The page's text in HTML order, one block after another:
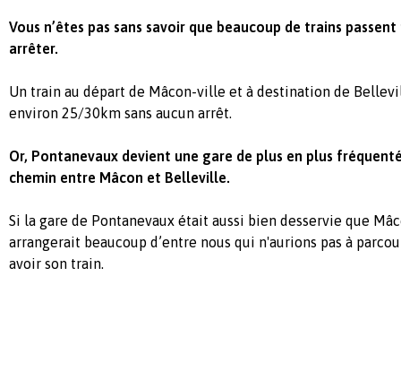
Vous n’êtes pas sans savoir que beaucoup de trains
arrêter.
Un train au départ de Mâcon-ville et à destination de
environ 25/30km sans aucun arrêt.
Or, Pontanevaux devient une gare de plus en plus
chemin entre Mâcon et Belleville.
Si la gare de Pontanevaux était aussi bien desservie que
arrangerait beaucoup d’entre nous qui n'aurions pas à
avoir son train.